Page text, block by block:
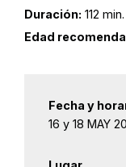
Duración: 112 min.
Edad
Fecha y
16 y 18 MAY